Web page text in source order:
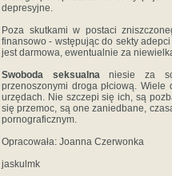
depresyjne.
Poza skutkami w postaci
finansowo - wstępując do sekty
jest darmowa, ewentualnie za
Swoboda seksualnaniesie za
przenoszonymi droga płciową.
urzędach. Nie szczepi się ich, są
się przemoc, są one zaniedbane,
pornograficznym.
Opracowała: Joanna Czerwonka
jaskulmk